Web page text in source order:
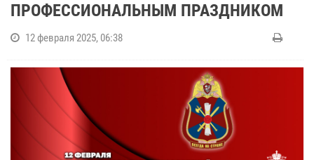
ПРОФЕССИОНАЛЬНЫМ ПРАЗДНИКОМ
12 февраля 2025, 06:38